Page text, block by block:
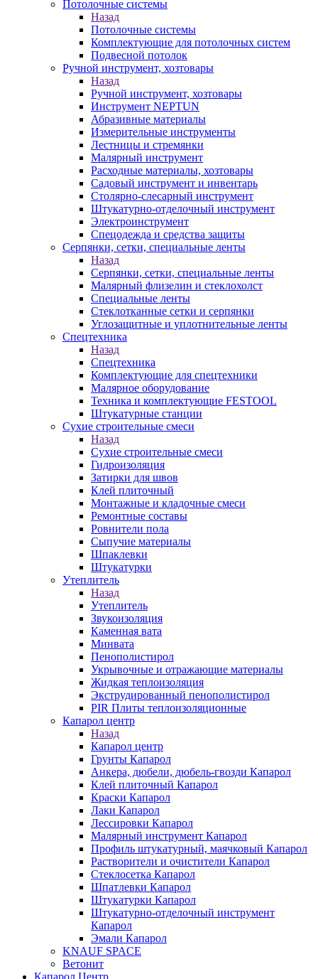
Потолочные системы
Назад
Потолочные системы
Комплектующие для потолочных систем
Подвесной потолок
Ручной инструмент, хозтовары
Назад
Ручной инструмент, хозтовары
Инструмент NEPTUN
Абразивные материалы
Измерительные инструменты
Лестницы и стремянки
Малярный инструмент
Расходные материалы, хозтовары
Садовый инструмент и инвентарь
Столярно-слесарный инструмент
Штукатурно-отделочный инструмент
Электроинструмент
Спецодежда и средства защиты
Серпянки, сетки, специальные ленты
Назад
Серпянки, сетки, специальные ленты
Малярный флизелин и стеклохолст
Специальные ленты
Стеклотканные сетки и серпянки
Углозащитные и уплотнительные ленты
Спецтехника
Назад
Спецтехника
Комплектующие для спецтехники
Малярное оборудование
Техника и комплектующие FESTOOL
Штукатурные станции
Сухие строительные смеси
Назад
Сухие строительные смеси
Гидроизоляция
Затирки для швов
Клей плиточный
Монтажные и кладочные смеси
Ремонтные составы
Ровнители пола
Сыпучие материалы
Шпаклевки
Штукатурки
Утеплитель
Назад
Утеплитель
Звукоизоляция
Каменная вата
Минвата
Пенополистирол
Укрывочные и отражающие материалы
Жидкая теплоизоляция
Экструдированный пенополистирол
PIR Плиты теплоизоляционные
Капарол центр
Назад
Капарол центр
Грунты Капарол
Анкера, дюбели, дюбель-гвозди Капарол
Клей плиточный Капарол
Краски Капарол
Лаки Капарол
Лессировки Капарол
Малярный инструмент Капарол
Профиль штукатурный, маячковый Капарол
Растворители и очистители Капарол
Cтеклосетка Капарол
Шпатлевки Капарол
Штукатурки Капарол
Штукатурно-отделочный инструмент
Капарол
Эмали Капарол
KNAUF SPACE
Ветонит
Капарол Центр